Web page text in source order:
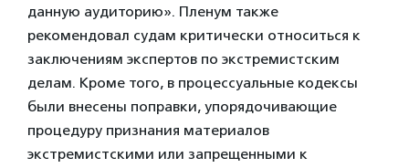
данную аудиторию». Пленум также
рекомендовал судам критически относиться к
заключениям экспертов по экстремистским
делам. Кроме того, в процессуальные кодексы
были внесены поправки, упорядочивающие
процедуру признания материалов
экстремистскими или запрещенными к